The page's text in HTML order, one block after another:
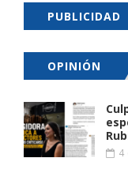
PUBLICIDAD
OPINIÓN
4